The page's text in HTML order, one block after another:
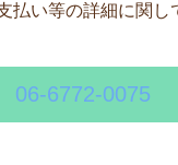
い等の詳細に関し
06-6772-0075